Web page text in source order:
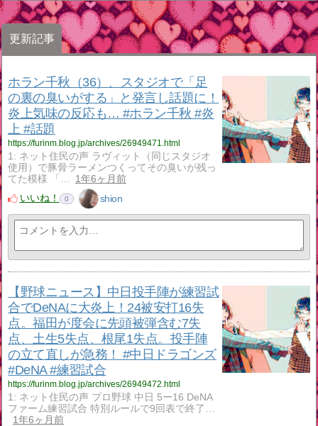
更新記事
ホラン千秋（36）、スタジオで「足
の裏の臭いがする」と発言し話題に！
炎上気味の反応も… #ホラン千秋 #炎
上 #話題
https://furinm.blog.jp/archives/26949471.html
1: ネット住民の声 ラヴィット（同じスタジオ
使用）で豚骨ラーメンつくってその臭いが残っ
てた模様 「…
1年6ヶ月前
いいね！
0 shion
【野球ニュース】中日投手陣が練習試
合でDeNAに大炎上！24被安打16失
点。福田が度会に先頭被弾含む7失
点、土生5失点、根尾1失点。投手陣
の立て直しが急務！ #中日ドラゴンズ
#DeNA #練習試合
https://furinm.blog.jp/archives/26949472.html
1: ネット住民の声 プロ野球 中日 5ー16 DeNA
ファーム練習試合 特別ルールで9回表で終了…
1年6ヶ月前